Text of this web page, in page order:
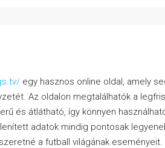
egy hasznos online oldal, amely
Az oldalon megtalálhatók a
és átlátható, így könnyen
adatok mindig pontosak
a futball világának eseményeit.